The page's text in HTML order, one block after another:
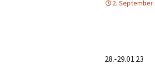
2. September
28.-29.01.23